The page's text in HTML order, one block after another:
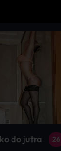
do jutra 26